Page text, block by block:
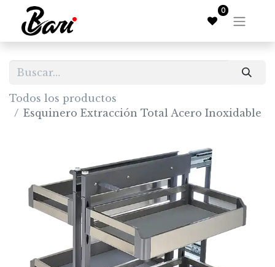
0
Todos los productos
Esquinero Extracción Total Acero Inoxidable